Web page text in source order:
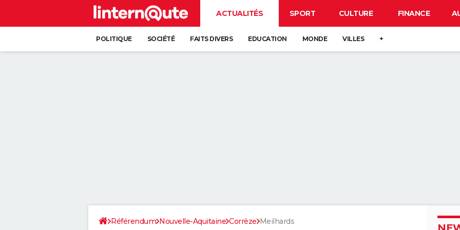
ACTUALITÉS SPORT CULTURE FINANCE
POLITIQUE SOCIÉTÉ FAITS DIVERS EDUCATION MONDE VILLES +
Référendum Nouvelle-Aquitaine Corrèze Meilhards